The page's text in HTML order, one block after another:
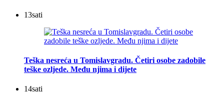
13sati
Teška nesreća u Tomislavgradu. Četiri osobe zadobile
teške ozljede. Među njima i dijete
14sati